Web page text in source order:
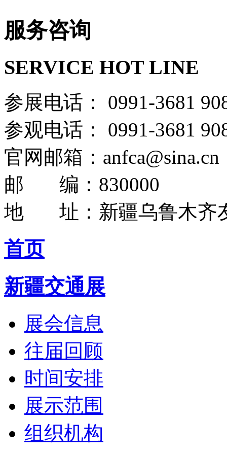
服务咨询
SERVICE HOT LINE
参展电话： 0991-
参观电话： 0991-
官网邮箱：anfca@sina.cn
邮 编：830000
地 址：新疆乌鲁木齐
首页
新疆交通展
展会信息
往届回顾
时间安排
展示范围
组织机构